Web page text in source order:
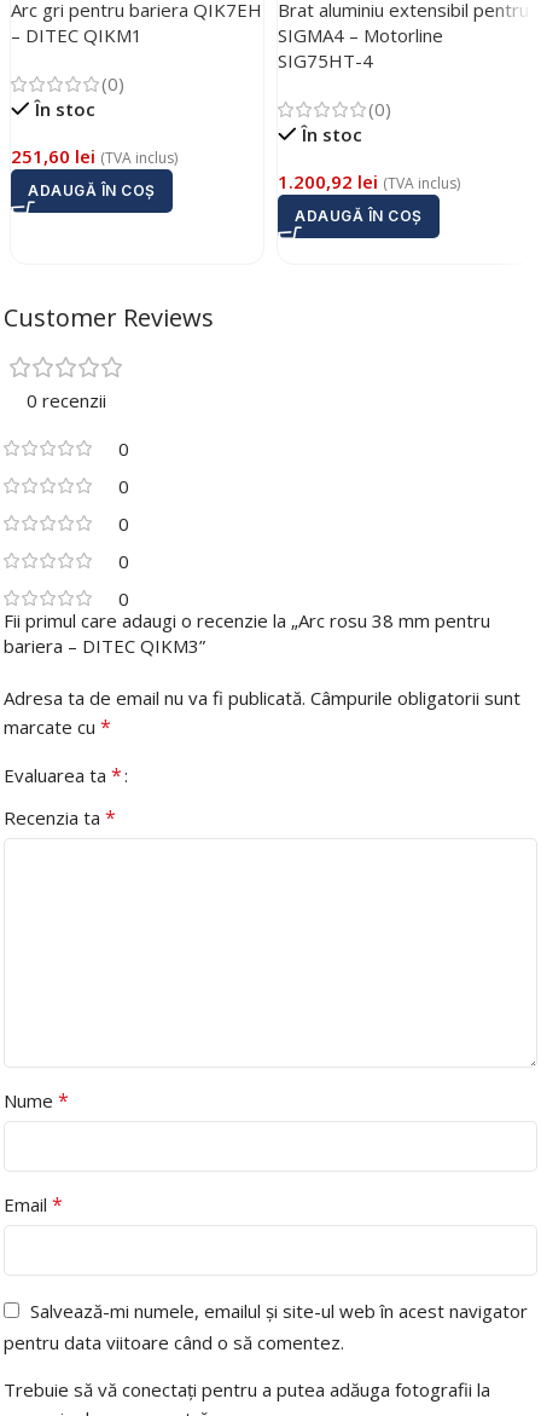
Arc gri pentru bariera QIK7EH
– DITEC QIKM1
(0)
În stoc
251,60 lei (TVA inclus)
ADAUGĂ ÎN COȘ
Brat aluminiu extensibil pentru
SIGMA4 – Motorline
SIG75HT-4
(0)
În stoc
1.200,92 lei (TVA inclus)
ADAUGĂ ÎN COȘ
Customer Reviews
0 recenzii
0
0
0
0
0
Fii primul care adaugi o recenzie la „Arc rosu 38 mm pentru
bariera – DITEC QIKM3”
Adresa ta de email nu va fi publicată. Câmpurile obligatorii sunt
marcate cu *
Evaluarea ta *
Recenzia ta *
Nume *
Email *
Salvează-mi numele, emailul și site-ul web în acest navigator
pentru data viitoare când o să comentez.
Trebuie să vă conectați pentru a putea adăuga fotografii la